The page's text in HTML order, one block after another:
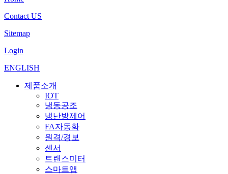
Contact US
Sitemap
Login
ENGLISH
제품소개
IOT
냉동공조
냉난방제어
FA자동화
원격/경보
센서
트랜스미터
스마트앱